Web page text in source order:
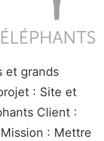
et grands
: Site et
Client :
: Mettre